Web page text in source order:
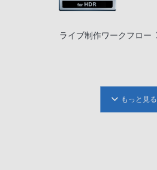
ライブ制作ワークフロー
もっと見る